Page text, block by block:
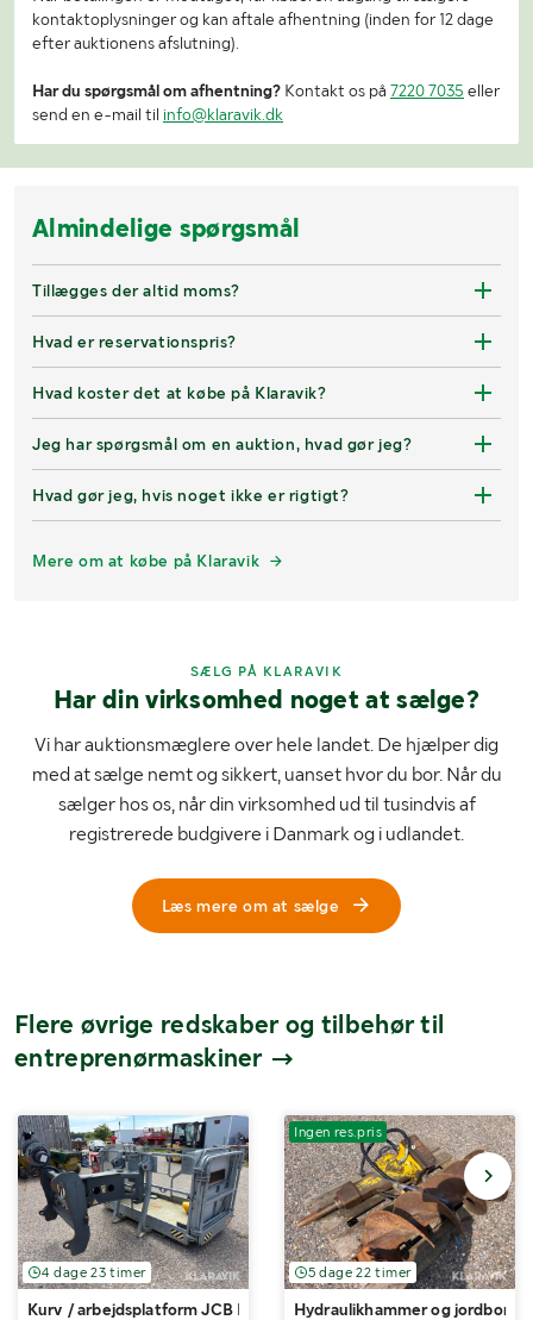
kontaktoplysninger og kan aftale afhentning (inden for 12 dage
efter auktionens afslutning).
Har du spørgsmål om afhentning? Kontakt os på 7220 7035 eller
send en e-mail til info@klaravik.dk
Almindelige spørgsmål
Tillægges der altid moms?
Hvad er reservationspris?
Hvad koster det at købe på Klaravik?
Jeg har spørgsmål om en auktion, hvad gør jeg?
Hvad gør jeg, hvis noget ikke er rigtigt?
Mere om at købe på Klaravik
SÆLG PÅ KLARAVIK
Har din virksomhed noget at sælge?
Vi har auktionsmæglere over hele landet. De hjælper dig
med at sælge nemt og sikkert, uanset hvor du bor. Når du
sælger hos os, når din virksomhed ud til tusindvis af
registrerede budgivere i Danmark og i udlandet.
Læs mere om at sælge
Flere øvrige redskaber og tilbehør til
entreprenørmaskiner
4 dage 23 timer
Kurv / arbejdsplatform JCB REP-4,5 - 1 styk
Ingen res.pris
5 dage 22 timer
Hydraulikhammer og jordbor